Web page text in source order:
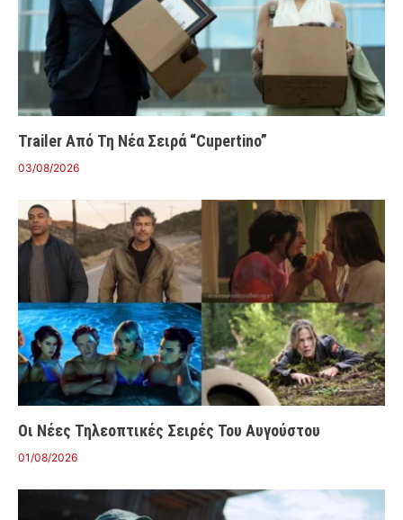
Trailer Από Τη Νέα Σειρά “Cupertino”
03/08/2026
Οι Νέες Τηλεοπτικές Σειρές Του Αυγούστου
01/08/2026